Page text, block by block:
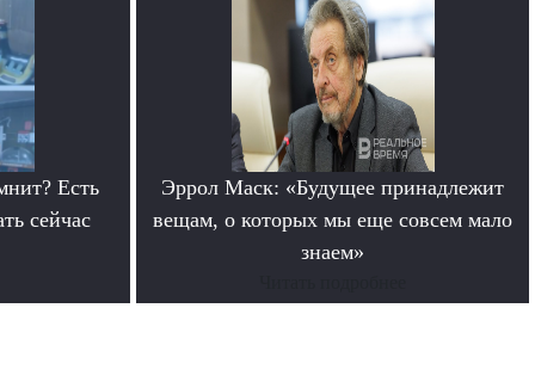
Есть
сейчас
Эррол Маск: «Будущее принадлежит
вещам, о которых мы еще совсем мало
знаем»